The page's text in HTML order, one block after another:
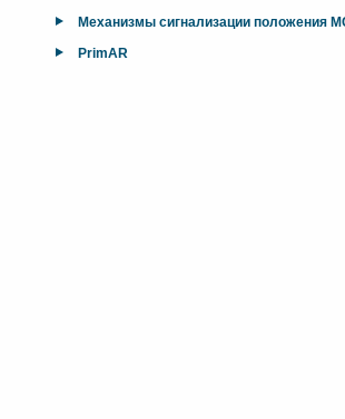
Механизмы сигнализации положения
PrimAR